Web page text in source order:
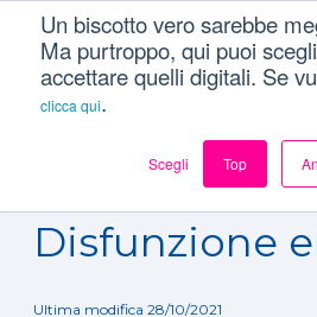
Un biscotto vero sarebbe
Ma purtroppo, qui puoi
accettare quelli digitali. Se
clicca qui.
Scegli Top
Patologie/ Disfunzione
Disfunzione
Ultima modifica 28/10/2021